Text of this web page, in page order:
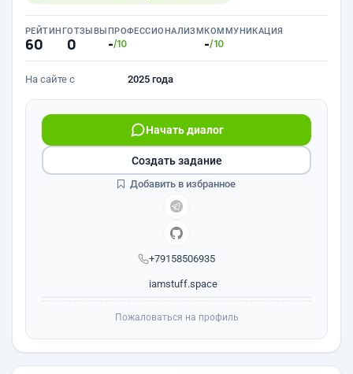
РЕЙТИНГ
60
ОТЗЫВЫ
0
ПРОФЕССИОНАЛИЗМ
-/10
КОММУНИКАЦИЯ
-/10
На сайте с 2025 года
+79158506935
Начать диалог
iamstuff.space
Создать задание
Добавить в избранное
Пожаловаться на профиль